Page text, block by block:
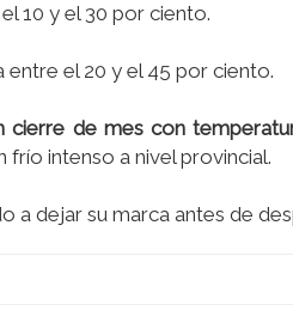
10 y el 30 por ciento.
entre el 20 y el 45 por ciento.
cierre de mes con
intenso a nivel provincial.
a dejar su marca antes de